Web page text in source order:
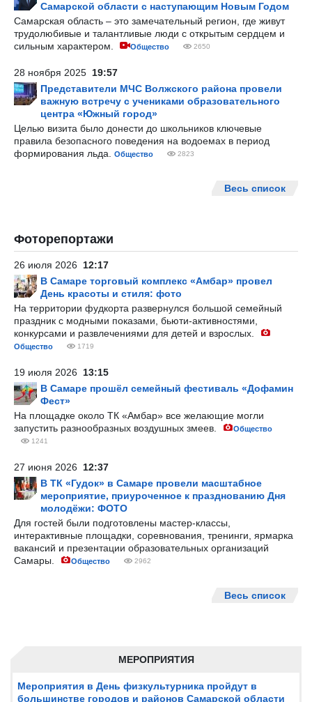
МЕРОПРИЯТИЯ
Мероприятия в День физкультурника пройдут в
большинстве городов и районов Самарской области
Самарской области с наступающим Новым Годом
Самарская область – это замечательный регион, где живут
трудолюбивые и талантливые люди с открытым сердцем и
сильным характером.
Общество 2650
28 ноября 2025 19:57
Представители МЧС Волжского района провели
важную встречу с учениками образовательного
центра «Южный город»
Целью визита было донести до школьников ключевые
правила безопасного поведения на водоемах в период
формирования льда.
Общество 2823
Весь список
Фоторепортажи
26 июля 2026 12:17
В Самаре торговый комплекс «Амбар» провел
День красоты и стиля: фото
На территории фудкорта развернулся большой семейный
праздник с модными показами, бьюти-активностями,
конкурсами и развлечениями для детей и взрослых.
Общество 1719
19 июля 2026 13:15
В Самаре прошёл семейный фестиваль «Дофамин
Фест»
На площадке около ТК «Амбар» все желающие могли
запустить разнообразных воздушных змеев.
Общество
1241
27 июня 2026 12:37
В ТК «Гудок» в Самаре провели масштабное
мероприятие, приуроченное к празднованию Дня
молодёжи: ФОТО
Для гостей были подготовлены мастер-классы,
интерактивные площадки, соревнования, тренинги, ярмарка
вакансий и презентации образовательных организаций
Самары.
Общество 2962
Весь список